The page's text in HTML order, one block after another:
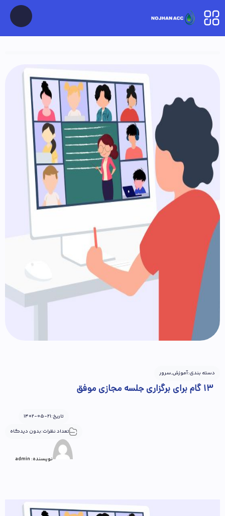
دسته بندی:آموزش,سرور
13 گام برای برگزاری جلسه مجازی موفق
تاریخ:1402-05-21
تعداد نظرات:بدون دیدگاه
نویسنده: admin